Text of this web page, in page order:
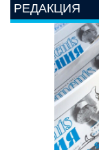
РЕДАКЦИЯ